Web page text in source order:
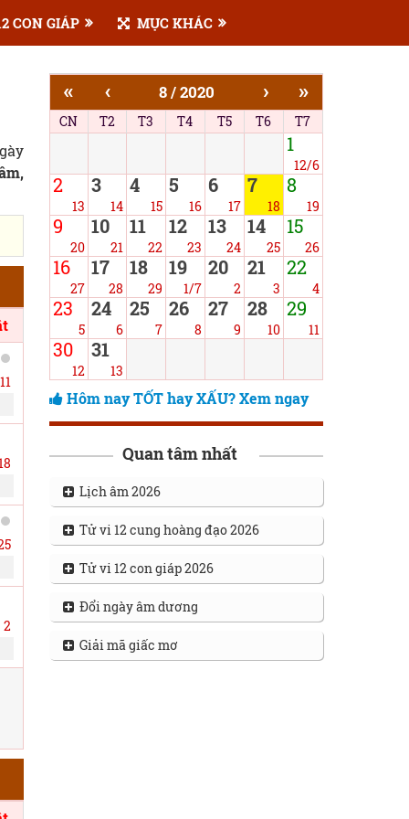
CON GIÁP MỤC KHÁC
11
2
« ‹ 8 / 2020 › »
CN T2 T3 T4 T5 T6 T7
1
12/6
2
13
3
14
4
15
5
16
6
17
7
18
8
19
9
20
10
21
11
22
12
23
13
24
14
25
15
26
16
27
17
28
18
29
19
1/7
20
2
21
3
22
4
23
5
24
6
25
7
26
8
27
9
28
10
29
11
30
12
31
13
Hôm nay TỐT hay XẤU? Xem ngay
Quan tâm nhất
Lịch âm 2026
Tử vi 12 cung hoàng đạo 2026
Tử vi 12 con giáp 2026
Đổi ngày âm dương
Giải mã giấc mơ